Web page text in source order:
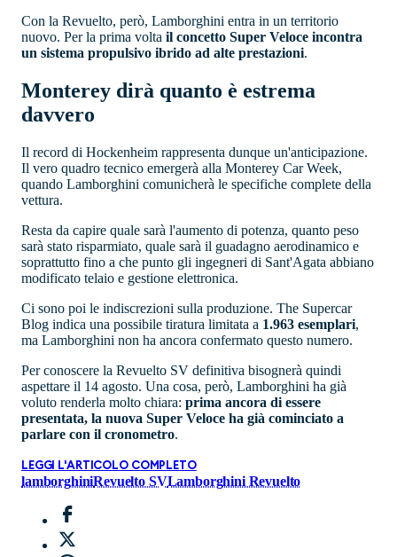
Con la Revuelto, però, Lamborghini entra in un territorio
nuovo. Per la prima volta il concetto Super Veloce incontra
un sistema propulsivo ibrido ad alte prestazioni.
Monterey dirà quanto è estrema
davvero
Il record di Hockenheim rappresenta dunque un'anticipazione.
Il vero quadro tecnico emergerà alla Monterey Car Week,
quando Lamborghini comunicherà le specifiche complete della
vettura.
Resta da capire quale sarà l'aumento di potenza, quanto peso
sarà stato risparmiato, quale sarà il guadagno aerodinamico e
soprattutto fino a che punto gli ingegneri di Sant'Agata abbiano
modificato telaio e gestione elettronica.
Ci sono poi le indiscrezioni sulla produzione. The Supercar
Blog indica una possibile tiratura limitata a 1.963 esemplari,
ma Lamborghini non ha ancora confermato questo numero.
Per conoscere la Revuelto SV definitiva bisognerà quindi
aspettare il 14 agosto. Una cosa, però, Lamborghini ha già
voluto renderla molto chiara: prima ancora di essere
presentata, la nuova Super Veloce ha già cominciato a
parlare con il cronometro.
LEGGI L'ARTICOLO COMPLETO
lamborghiniRevuelto SVLamborghini Revuelto